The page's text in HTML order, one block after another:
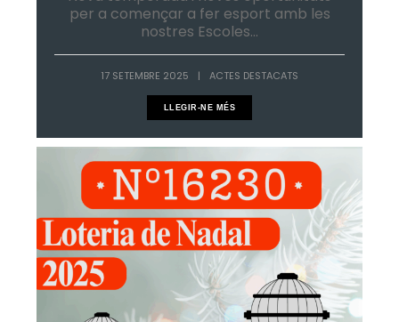
per a començar a fer esport amb les
nostres Escoles...
17 SETEMBRE 2025 | ACTES DESTACATS
LLEGIR-NE MÉS